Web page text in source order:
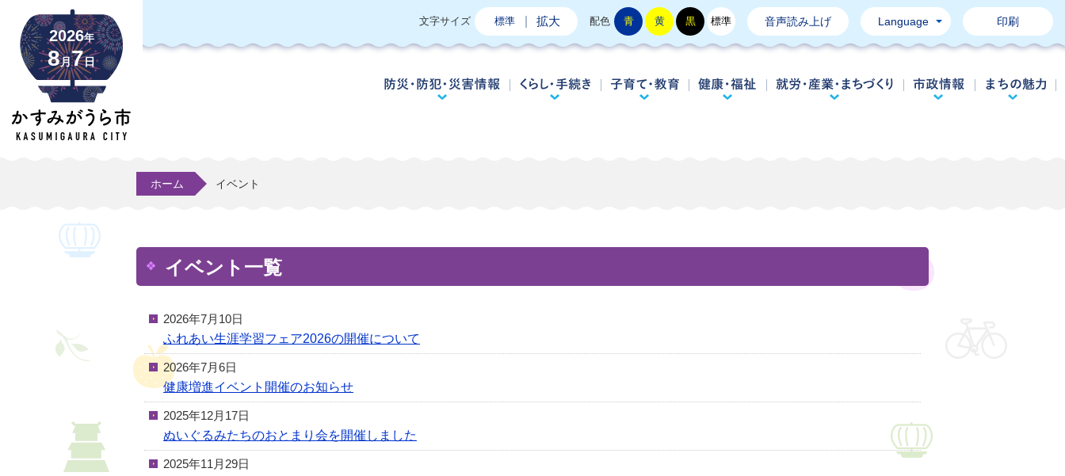
2026年
8月7日
文字サイズ 標準 拡大 配色 青 黄 黒 標準 音声読み上げ Language 印刷
防災・防犯・災害情報くらし・手続き子育て・教育 健康・福祉 就労・産業・まちづくり
市政情報
ホーム イベント
イベント一覧
2026年7月10日
ふれあい生涯学習フェア2026の開催について
2026年7月6日
健康増進イベント開催のお知らせ
2025年12月17日
ぬいぐるみたちのおとまり会を開催しました
2025年11月29日